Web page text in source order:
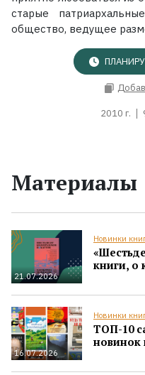
старые
общество, ведущее
2010 г.
Материалы
21.07.2026
Новинки
книги, о
16.07.2026
Новинки
ТОП-10
новинок